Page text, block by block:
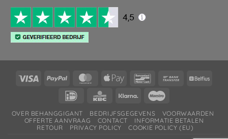
Visa PayPal MasterCard
Apple
BancontactBank
IDeal
KBC Klarna
OVER BEHANGGIGANT BEDRIJFSGEGEVENS
VOORWAARDEN
OFFERTE AANVRAAG
CONTACT
INFORMATIE BETALEN
RETOUR
PRIVACY POLICY COOKIE POLICY (EU)